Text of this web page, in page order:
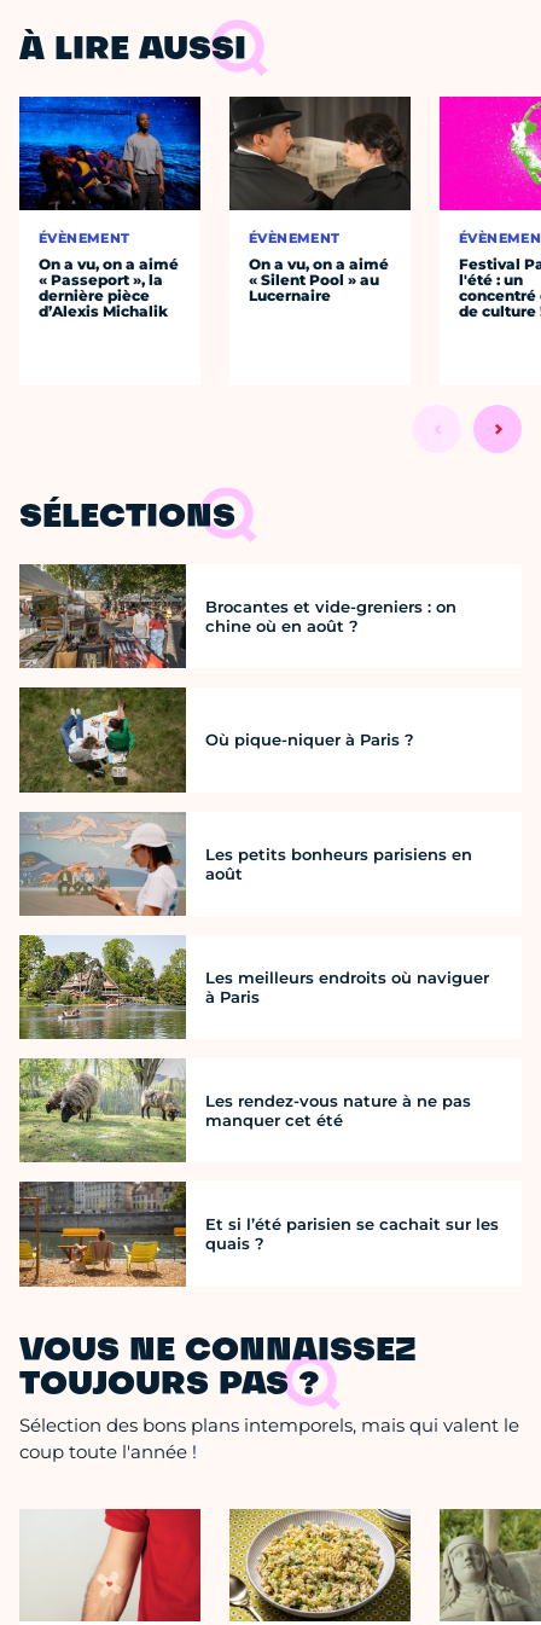
À LIRE AUSSI
ÉVÈNEMENT
On a vu, on a aimé
« Passeport », la
dernière pièce
d’Alexis Michalik
ÉVÈNEMENT
On a vu, on a aimé
« Silent Pool » au
Lucernaire
Festival
l'été : un
concentré
de culture
SÉLECTIONS
Brocantes et vide-greniers : on
chine où en août ?
Où pique-niquer à Paris ?
Les petits bonheurs parisiens en
août
Les meilleurs endroits où naviguer
à Paris
Les rendez-vous nature à ne pas
manquer cet été
Et si l’été parisien se cachait sur les
quais ?
VOUS NE CONNAISSEZ
TOUJOURS PAS ?
Sélection des bons plans intemporels, mais qui valent le
coup toute l'année !